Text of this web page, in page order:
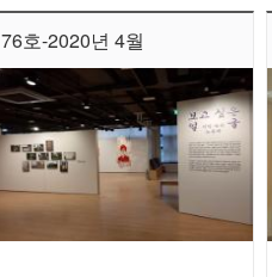
76호-2020년 4월